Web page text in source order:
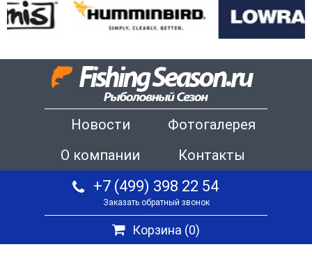
Новости
Фотогалерея
О компании
Контакты
+7 (499) 398 22 54
Заказать обратный звонок
Корзина (0)